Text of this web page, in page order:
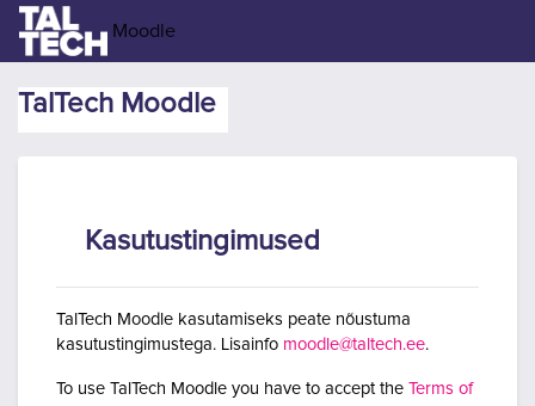
Jäta vahele peasisuni
Moodle
TalTech Moodle
Kasutustingimused
TalTech Moodle kasutamiseks peate nõustuma
kasutustingimustega. Lisainfo moodle@taltech.ee.
To use TalTech Moodle you have to accept the Terms of